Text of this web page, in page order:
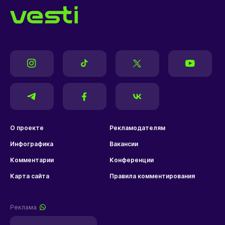
О проекте Рекламодателям
Инфографика Вакансии
Комментарии Конференции
Карта сайта Правила комментирования
Реклама